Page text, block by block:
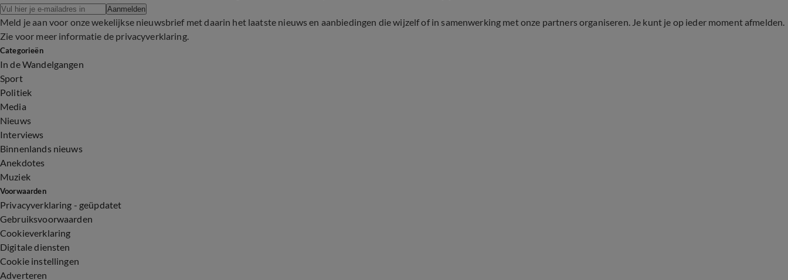
Aanmelden
Meld je aan voor onze wekelijkse nieuwsbrief met daarin het laatste nieuws en aanbiedingen die wijzelf of in samenwerking met onze partners organiseren. Je kunt je op ieder moment afmelden.
Zie voor meer informatie de privacyverklaring.
Categorieën
In de Wandelgangen
Sport
Politiek
Media
Nieuws
Interviews
Binnenlands nieuws
Anekdotes
Muziek
Voorwaarden
Privacyverklaring - geüpdatet
Gebruiksvoorwaarden
Cookieverklaring
Digitale diensten
Cookie instellingen
Adverteren